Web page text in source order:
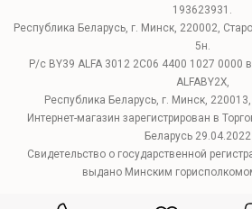
193623931.
Республика Беларусь, г. Минск, 220002,
5н.
Р/с BY39 ALFA 3012 2C06 4400 1027
ALFABY2X,
Республика Беларусь, г. Минск,
Интернет-магазин зарегистрирован в
Беларусь 29.04.2022
Свидетельство о государственной
выдано Минским